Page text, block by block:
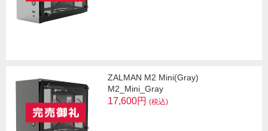
ZALMAN M2 Mini(Gray)
M2_Mini_Gray
17,600円 (税込)